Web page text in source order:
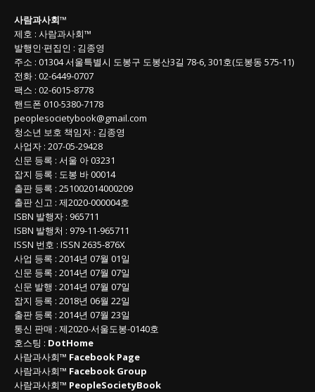
목
록
사람과사회™
제호 : 사람과사회™
발행인·편집인 : 김종영
주소 : 01304서울특별시 도봉구 도봉산3길 78-6, 301호(도봉동 575-11)
전화 : 02-6449-0707
팩스 : 02-6015-8778
핸드폰 010-5380-7178
peoplesocietybook@gmail.com
청소년 보호 책임자 : 김종영
사업자 : 207-05-29428
신문 등록 : 서울 아 03231
잡지 등록 : 도봉 바 00014
출판 등록 : 251002014000209
출판 신고 : 제2020-000004호
ISBN 발행자 : 965711
ISBN 발행처 : 979-11-965711
ISSN 번호 : ISSN 2635-876X
사업 등록 : 2014년 07월 01일
신문 등록 : 2014년 07월 07일
신문 발행 : 2014년 07월 07일
잡지 등록 : 2018년 06월 22일
출판 등록 : 2014년 07월 23일
통신 판매 : 제2020-서울도봉-0140호
호스팅 : DotHome
사람과사회™ Facebook Page
사람과사회™ Facebook Group
사람과사회™ PeopleSocietyBook